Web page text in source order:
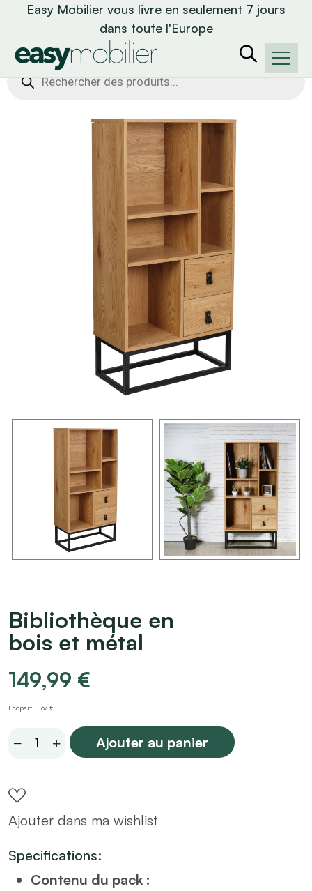
Easy Mobilier vous livre en seulement 7 jours
dans toute l'Europe
Recherche
de
Bibliothèque en
bois et métal
149,99 €
Ecopart: 1,67 €
Bibliothèque
et
métal
Ajouter au panier
Ajouter dans ma wishlist
Specifications:
Contenu du pack :